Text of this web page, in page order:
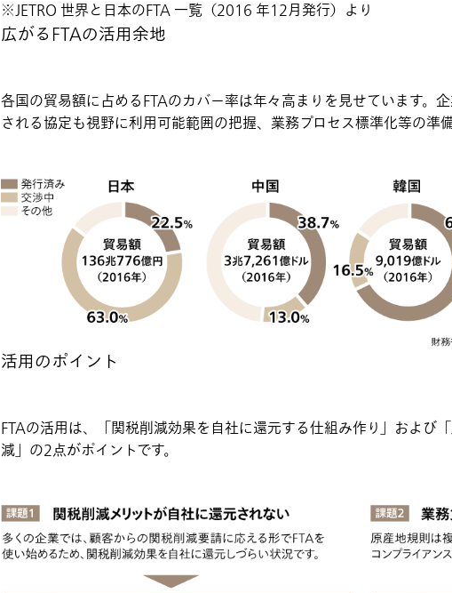
JETRO 世界と日本のFTA 一覧（2016 年12月発行）より
広がるFTAの活用余地
各国の貿易額に占めるFTAのカバー率は年々高まりを見せています。
される協定も視野に利用可能範囲の把握、業務プロセス標準化等の準
活用のポイント
FTAの活用は、「関税削減効果を自社に還元する仕組み作り」および
減」の2点がポイントです。